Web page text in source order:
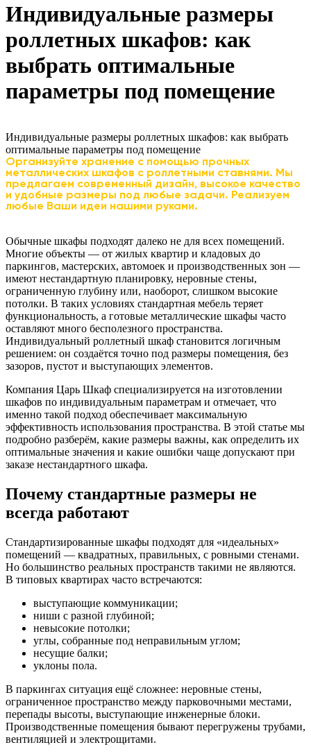
Индивидуальные размеры
роллетных шкафов: как
выбрать оптимальные
параметры под помещение
Индивидуальные размеры роллетных шкафов: как выбрать
оптимальные параметры под помещение
Организуйте хранение с помощью прочных
металлических шкафов с роллетными ставнями. Мы
предлагаем современный дизайн, высокое качество
и удобные размеры под любые задачи. Реализуем
любые Ваши идеи нашими руками.
Обычные шкафы подходят далеко не для всех помещений.
Многие объекты — от жилых квартир и кладовых до
паркингов, мастерских, автомоек и производственных зон —
имеют нестандартную планировку, неровные стены,
ограниченную глубину или, наоборот, слишком высокие
потолки. В таких условиях стандартная мебель теряет
функциональность, а готовые металлические шкафы часто
оставляют много бесполезного пространства.
Индивидуальный роллетный шкаф становится логичным
решением: он создаётся точно под размеры помещения, без
зазоров, пустот и выступающих элементов.
Компания Царь Шкаф специализируется на изготовлении
шкафов по индивидуальным параметрам и отмечает, что
именно такой подход обеспечивает максимальную
эффективность использования пространства. В этой статье мы
подробно разберём, какие размеры важны, как определить их
оптимальные значения и какие ошибки чаще допускают при
заказе нестандартного шкафа.
Почему стандартные размеры не
всегда работают
Стандартизированные шкафы подходят для «идеальных»
помещений — квадратных, правильных, с ровными стенами.
Но большинство реальных пространств такими не являются.
В типовых квартирах часто встречаются:
выступающие коммуникации;
ниши с разной глубиной;
невысокие потолки;
углы, собранные под неправильным углом;
несущие балки;
уклоны пола.
В паркингах ситуация ещё сложнее: неровные стены,
ограниченное пространство между парковочными местами,
перепады высоты, выступающие инженерные блоки.
Производственные помещения бывают перегружены трубами,
вентиляцией и электрощитами.